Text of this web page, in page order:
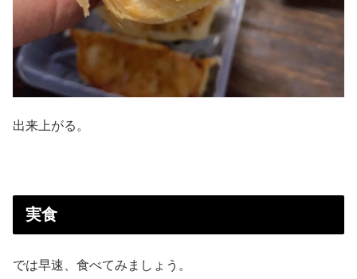
出来上がる。
実食
では早速、食べてみましょう。